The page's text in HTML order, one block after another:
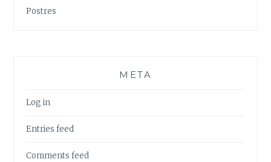
Postres
META
Log in
Entries feed
Comments feed